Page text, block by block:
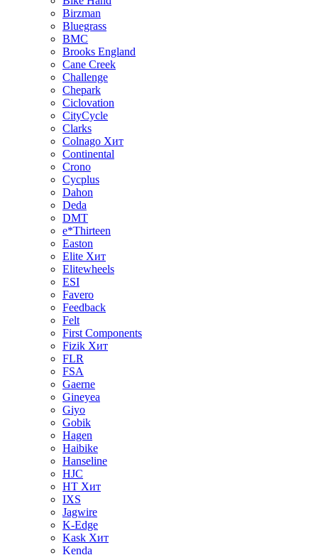
Birzman
Bluegrass
BMC
Brooks England
Cane Creek
Challenge
Chepark
Ciclovation
CityCycle
Clarks
Colnago Хит
Continental
Crono
Cycplus
Dahon
Deda
DMT
e*Thirteen
Easton
Elite Хит
Elitewheels
ESI
Favero
Feedback
Felt
First Components
Fizik Хит
FLR
FSA
Gaerne
Gineyea
Giyo
Gobik
Hagen
Haibike
Hanseline
HJC
HT Хит
IXS
Jagwire
K-Edge
Kask Хит
Kenda